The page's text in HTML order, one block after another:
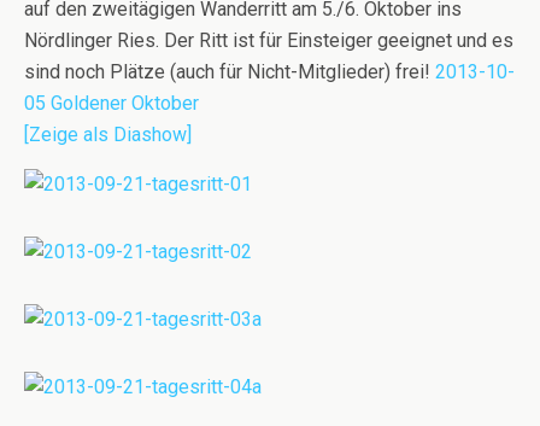
auf den zweitägigen Wanderritt am 5./6. Oktober ins
Nördlinger Ries. Der Ritt ist für Einsteiger geeignet und es
sind noch Plätze (auch für Nicht-Mitglieder) frei! 2013-10-
05 Goldener Oktober
[Zeige als Diashow]